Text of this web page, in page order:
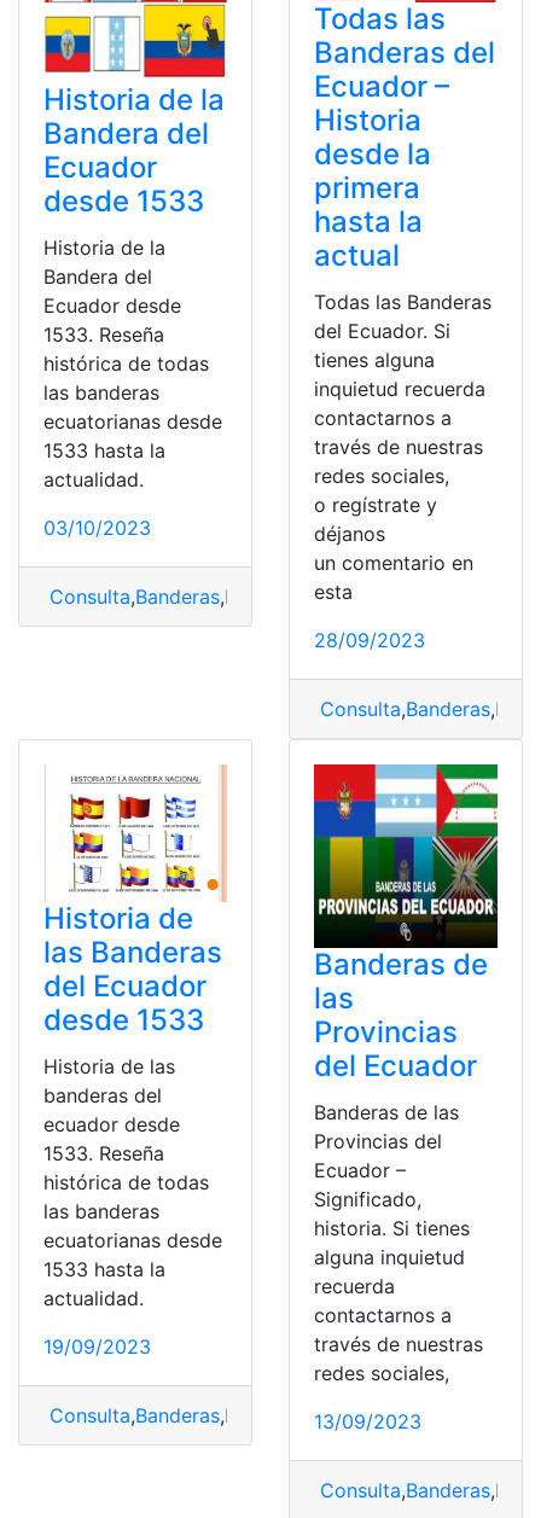
Historia de la
Bandera del
Ecuador
desde 1533
Historia de la
Bandera del
Ecuador desde
1533. Reseña
histórica de todas
las banderas
ecuatorianas desde
1533 hasta la
actualidad.
03/10/2023
Consulta,Banderas,Banderas del Ecuador
Todas las
Banderas del
Ecuador –
Historia
desde la
primera
hasta la
actual
Todas las Banderas
del Ecuador. Si
tienes alguna
inquietud recuerda
contactarnos a
través de nuestras
redes sociales,
o regístrate y
déjanos
un comentario en
esta
28/09/2023
Consulta,Banderas,
Historia de
las Banderas
del Ecuador
desde 1533
Historia de las
banderas del
ecuador desde
1533. Reseña
histórica de todas
las banderas
ecuatorianas desde
1533 hasta la
actualidad.
19/09/2023
Consulta,Banderas,Banderas del Ecuador
Banderas de
las
Provincias
del Ecuador
Banderas de las
Provincias del
Ecuador –
Significado,
historia. Si tienes
alguna inquietud
recuerda
contactarnos a
través de nuestras
redes sociales,
13/09/2023
Consulta,Banderas,